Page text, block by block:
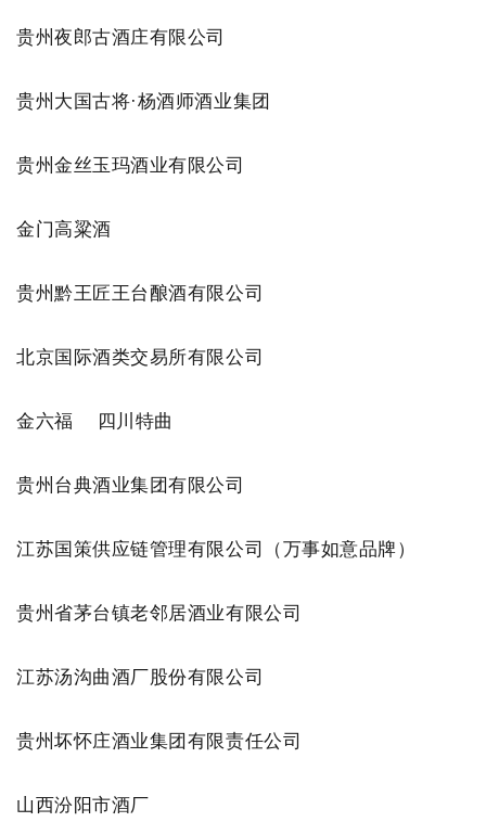
贵州夜郎古酒庄有限公司
贵州大国古将·杨酒师酒业集团
贵州金丝玉玛酒业有限公司
金门高粱酒
贵州黔王匠王台酿酒有限公司
北京国际酒类交易所有限公司
金六福 四川特曲
贵州台典酒业集团有限公司
江苏国策供应链管理有限公司（万事如意品牌）
贵州省茅台镇老邻居酒业有限公司
江苏汤沟曲酒厂股份有限公司
贵州坏怀庄酒业集团有限责任公司
山西汾阳市酒厂